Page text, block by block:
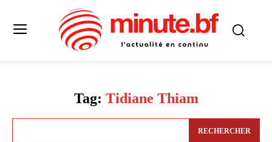
Tag: Tidiane Thiam
RECHERCHER